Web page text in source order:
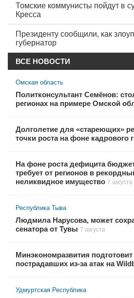
Томские коммунисты пойдут в
Кресса
Президенту сообщили, как
губернатор
ВСЕ НОВОСТИ
Омская область
Политконсультант Семёнов:
регионах на примере Омской
Долголетие для «стареющих»
точки роста на фоне кадрового
На фоне роста дефицита
требует от регионов в
неликвидное имущество 7 августа
Республика Тыва
Людмила Нарусова, может
сенатора от Тувы 7 августа
Минэкономразвития
пострадавших из-за атак на
Удмуртская Республика